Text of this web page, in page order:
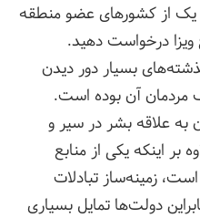
از کشورهای عضو منطقه
ویزا درخواست دهید.
بسیار دور دیدن
مردمان آن بوده است.
به علاقه بشر در سیر و
اینکه یکی از منابع
زمینه‌ساز تبادلات
دولت‌ها تمایل بسیاری